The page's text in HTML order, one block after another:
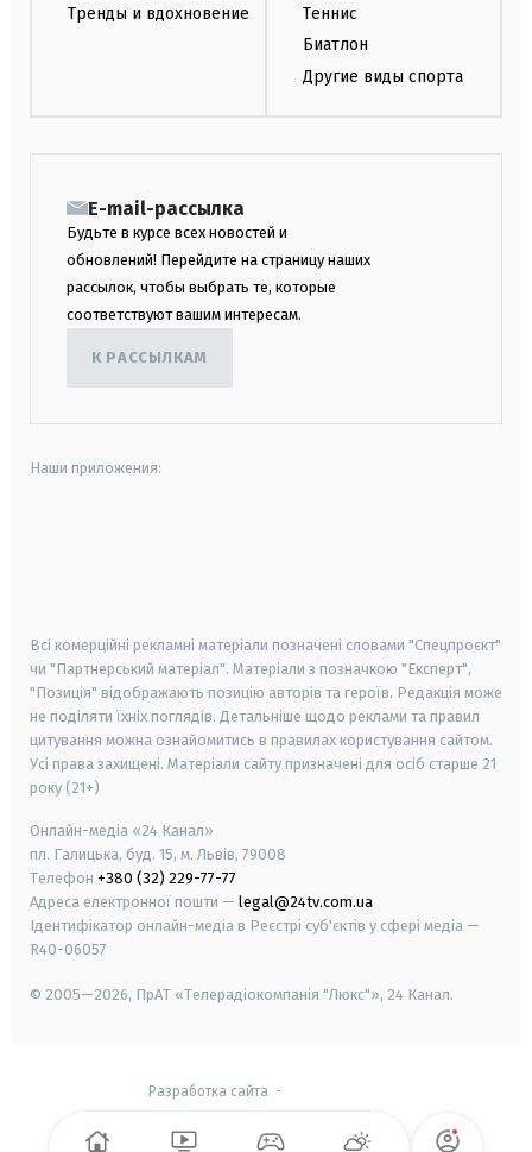
Тренды и вдохновение
Теннис
Биатлон
Другие виды спорта
E-mail-рассылка
Будьте в курсе всех новостей и
обновлений! Перейдите на страницу наших
рассылок, чтобы выбрать те, которые
соответствуют вашим интересам.
К РАССЫЛКАМ
Наши приложения:
Всі комерційні рекламні матеріали позначені словами "Спецпроєкт"
чи "Партнерський матеріал". Матеріали з позначкою "Експерт",
"Позиція" відображають позицію авторів та героїв. Редакція може
не поділяти їхніх поглядів. Детальніше щодо реклами та правил
цитування можна ознайомитись в правилах користування сайтом.
Усі права захищені. Матеріали сайту призначені для осіб старше 21
року (21+)
Онлайн-медіа «24 Канал»
пл. Галицька, буд. 15, м. Львів, 79008
Телефон +380 (32) 229-77-77
Адреса електронної пошти — legal@24tv.com.ua
Ідентифікатор онлайн-медіа в Реєстрі суб'єктів у сфері медіа —
R40-06057
© 2005—2026, ПрАТ «Телерадіокомпанія "Люкс"», 24 Канал.
Разработка сайта -